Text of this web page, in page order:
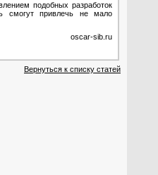
подобных разработок
смогут привлечь не мало
oscar-sib.ru
Вернуться к списку статей